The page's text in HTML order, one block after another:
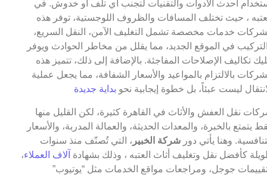
أحدث الأدوات والتقنيات لتجنب أي تلف أو خدوش. في
، حيث تختلف المسافات والظروف اللوجستية، توفر هذه
خدمات مخصصة تشمل التغليف الآمن، النقل السريع،
في الموقع الجديد، مما يقلل من مخاطر الحوادث ويوفر
تكاليف الإصلاحات المفاجئة. بالإضافة إلى ذلك، تتميز هذه
بالالتزام بالمواعيد والأسعار الشفافة، مما يجعل عملية
ليست عبئاً، بل خطوة إيجابية نحو بداية جديدة
نقل العفش والأثاث في القاهرة كثيرة، لكن القليل منها
يتمتع بالخبرة، والمعدات الحديثة، والعمالة المدربة، والأسعار
وهنا يأتي دور شركة الخبير ، التي تُصنّف منذ سنوات
كأفضل نقل وتغليف أثاث العتبه ، وذلك بشهادة آلاف العملاء،
جوجل، ومراجعات مواقع الخدمات مثل “يوتيوب”